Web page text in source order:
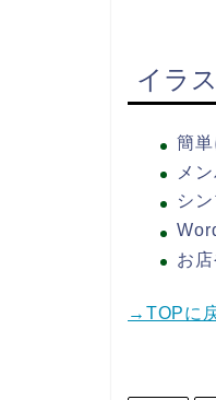
イラ
簡
メ
シ
お
→TOPに